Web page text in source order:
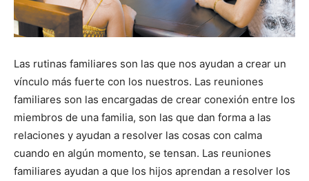
Las rutinas familiares son las que nos ayudan a crear un
vínculo más fuerte con los nuestros. Las reuniones
familiares son las encargadas de crear conexión entre los
miembros de una familia, son las que dan forma a las
relaciones y ayudan a resolver las cosas con calma
cuando en algún momento, se tensan. Las reuniones
familiares ayudan a que los hijos aprendan a resolver los